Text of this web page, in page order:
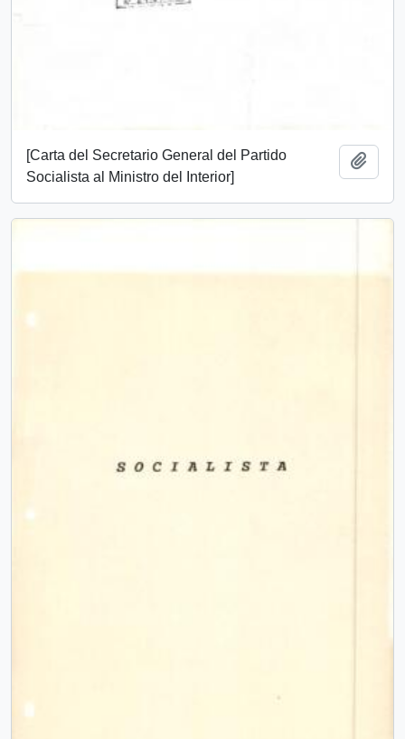
[Carta del Secretario General del Partido
Socialista al Ministro del Interior]